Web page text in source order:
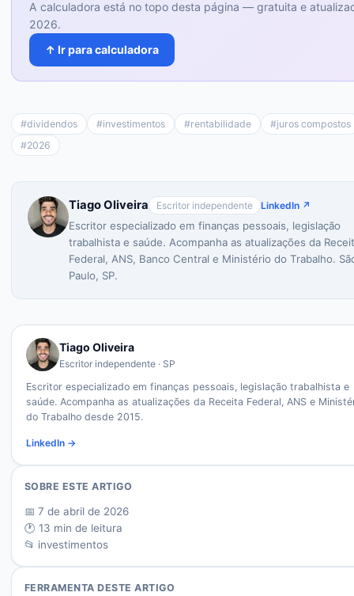
A calculadora está no topo desta página — gratuita e
2026.
↑ Ir para calculadora
#dividendos #investimentos #rentabilidade #juros compostos
#2026
Tiago Oliveira Escritor independente LinkedIn ↗
Escritor especializado em finanças pessoais, legislação
trabalhista e saúde. Acompanha as atualizações da
Federal, ANS, Banco Central e Ministério do Trabalho.
Paulo, SP.
Tiago Oliveira
Escritor independente · SP
Escritor especializado em finanças pessoais, legislação trabalhista e
saúde. Acompanha as atualizações da Receita Federal, ANS e
do Trabalho desde 2015.
LinkedIn →
SOBRE ESTE ARTIGO
📅 7 de abril de 2026
🕐 13 min de leitura
📂 investimentos
FERRAMENTA DESTE ARTIGO